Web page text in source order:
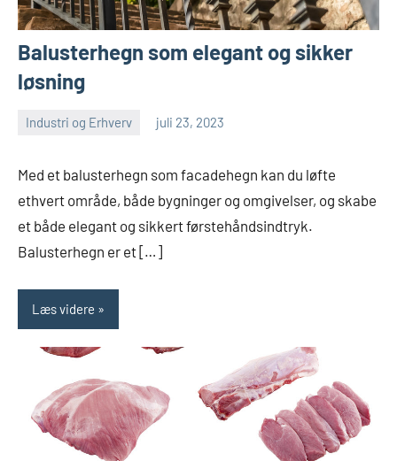
Balusterhegn som elegant og sikker
løsning
Industri og Erhverv juli 23, 2023
Med et balusterhegn som facadehegn kan du løfte
ethvert område, både bygninger og omgivelser, og skabe
et både elegant og sikkert førstehåndsindtryk.
Balusterhegn er et […]
Læs videre